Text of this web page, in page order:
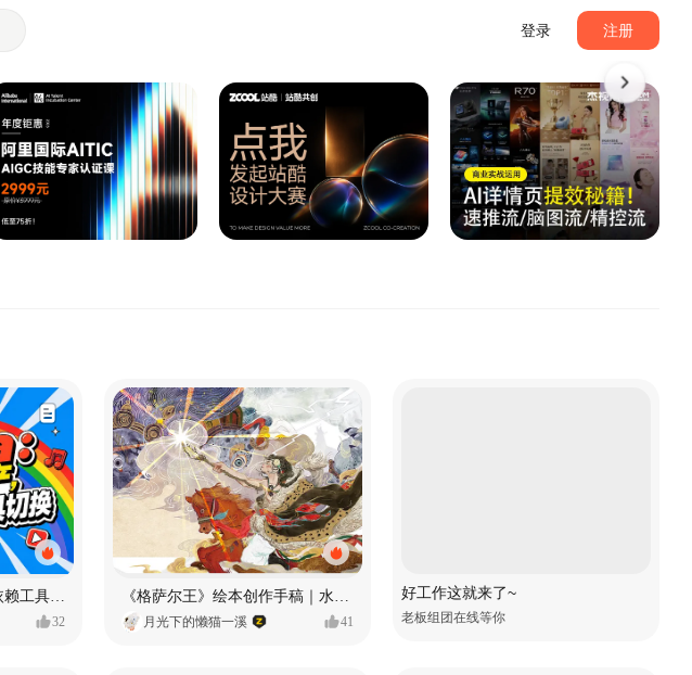
登录 注册
Flova：内容生产，不再依赖工具切换
32
《格萨尔王》绘本创作手稿｜水彩墨韵下的史诗回响
月光下的懒猫一溪 41
好工作这就来了~
老板组团在线等你